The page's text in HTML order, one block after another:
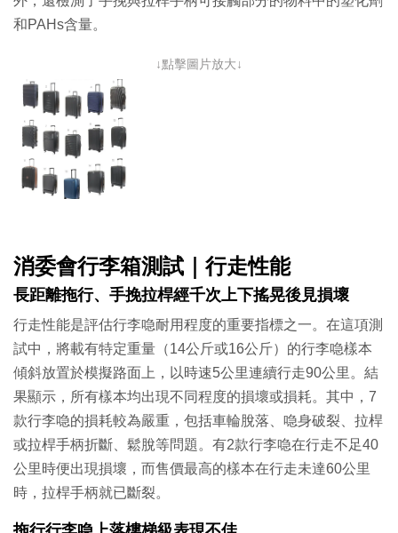
和PAHs含量。
↓點擊圖片放大↓
消委會行李箱測試｜行走性能
長距離拖行、手挽拉桿經千次上下搖晃後見損壞
行走性能是評估行李喼耐用程度的重要指標之一。在這項測
試中，將載有特定重量（14公斤或16公斤）的行李喼樣本
傾斜放置於模擬路面上，以時速5公里連續行走90公里。結
果顯示，所有樣本均出現不同程度的損壞或損耗。其中，7
款行李喼的損耗較為嚴重，包括車輪脫落、喼身破裂、拉桿
或拉桿手柄折斷、鬆脫等問題。有2款行李喼在行走不足40
公里時便出現損壞，而售價最高的樣本在行走未達60公里
時，拉桿手柄就已斷裂。